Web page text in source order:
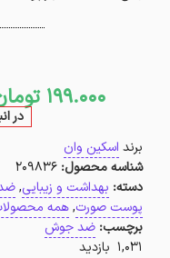
199.000
در
برند اسکین وان
شناسه محصول: 209836
دسته: بهداشت و زیبایی,
پوست صورت,همه
برچسب: ضد جوش
1,031 بازدید